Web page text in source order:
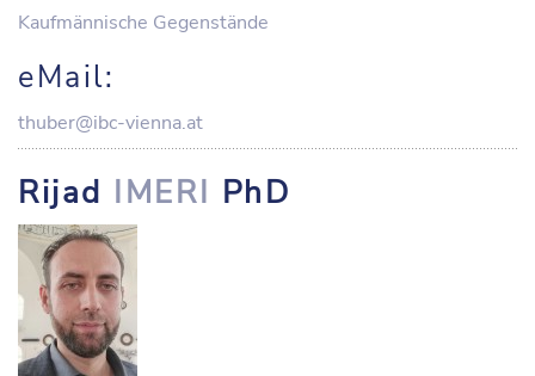
Kaufmännische Gegenstände
eMail:
thuber@ibc-vienna.at
Rijad IMERI PhD